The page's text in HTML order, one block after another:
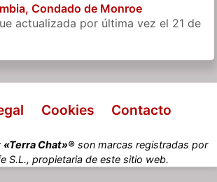
Condado de Monroe
actualizada por última vez el 21 de
Cookies Contacto
«Terra Chat»®son marcas registradas por
S.L., propietaria de este sitio web.